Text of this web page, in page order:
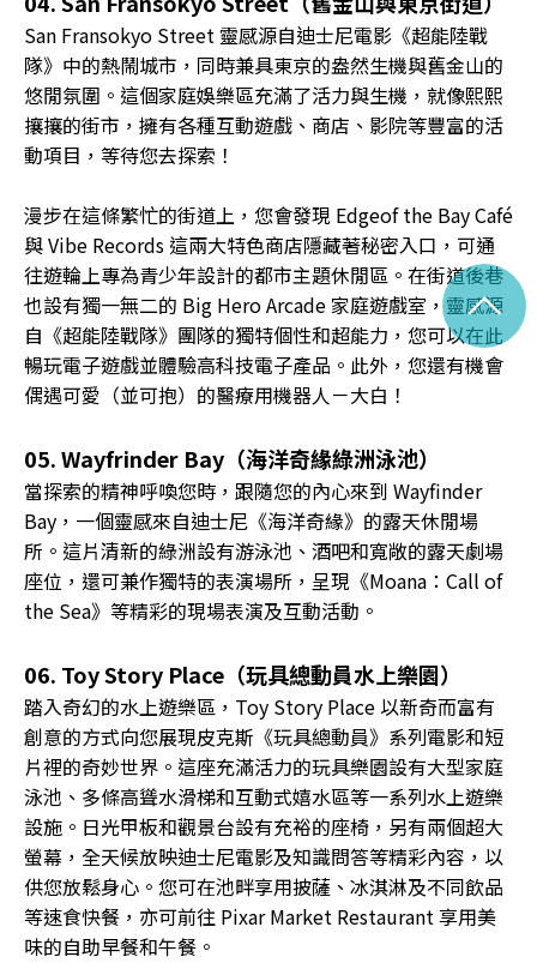
San Fransokyo Street 靈感源自迪士尼電影《超能陸戰
隊》中的熱鬧城市，同時兼具東京的盎然生機與舊金山的
悠閒氛圍。這個家庭娛樂區充滿了活力與生機，就像熙熙
攘攘的街市，擁有各種互動遊戲、商店、影院等豐富的活
動項目，等待您去探索！
漫步在這條繁忙的街道上，您會發現 Edgeof the Bay Café
與 Vibe Records 這兩大特色商店隱藏著秘密入口，可通
往遊輪上專為青少年設計的都市主題休閒區。在街道後巷
也設有獨一無二的 Big Hero Arcade 家庭遊戲室，靈感源
自《超能陸戰隊》團隊的獨特個性和超能力，您可以在此
暢玩電子遊戲並體驗高科技電子產品。此外，您還有機會
偶遇可愛（並可抱）的醫療用機器人－大白！
05. Wayfrinder Bay（海洋奇緣綠洲泳池）
當探索的精神呼喚您時，跟隨您的內心來到 Wayfinder
Bay，一個靈感來自迪士尼《海洋奇緣》的露天休閒場
所。這片清新的綠洲設有游泳池、酒吧和寬敞的露天劇場
座位，還可兼作獨特的表演場所，呈現《Moana：Call of
the Sea》等精彩的現場表演及互動活動。
06. Toy Story Place（玩具總動員水上樂園）
踏入奇幻的水上遊樂區，Toy Story Place 以新奇而富有
創意的方式向您展現皮克斯《玩具總動員》系列電影和短
片裡的奇妙世界。這座充滿活力的玩具樂園設有大型家庭
泳池、多條高聳水滑梯和互動式嬉水區等一系列水上遊樂
設施。日光甲板和觀景台設有充裕的座椅，另有兩個超大
螢幕，全天候放映迪士尼電影及知識問答等精彩內容，以
供您放鬆身心。您可在池畔享用披薩、冰淇淋及不同飲品
等速食快餐，亦可前往 Pixar Market Restaurant 享用美
味的自助早餐和午餐。
^